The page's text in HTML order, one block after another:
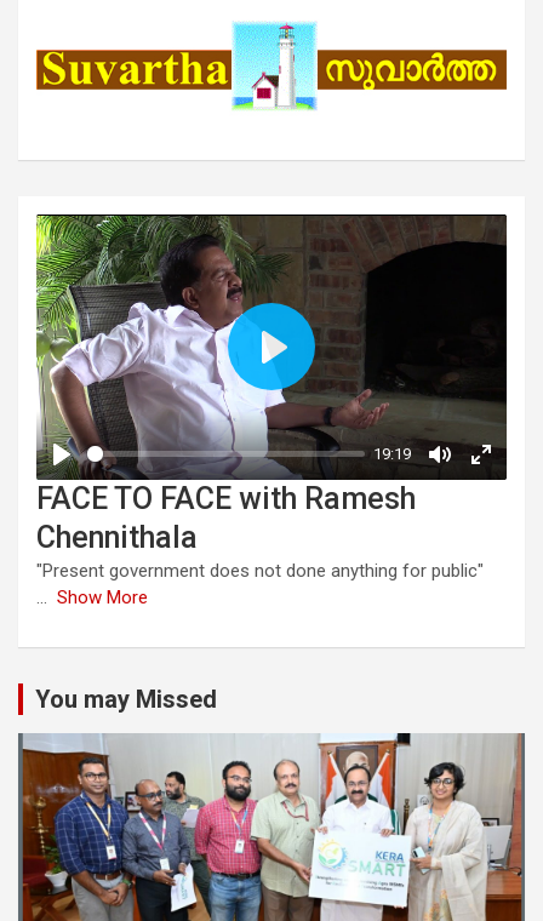
FACE TO FACE with Ramesh
Chennithala
"Present government does not done anything for public"
... Show More
You may Missed